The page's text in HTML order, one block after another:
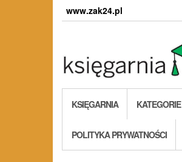
www.zak24.pl
KSIĘGARNIA KATEGORIE
POLITYKA PRYWATNOŚCI